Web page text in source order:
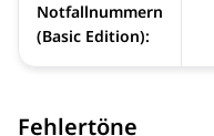
Notfallnummern
(Basic Edition):
Fehlertöne